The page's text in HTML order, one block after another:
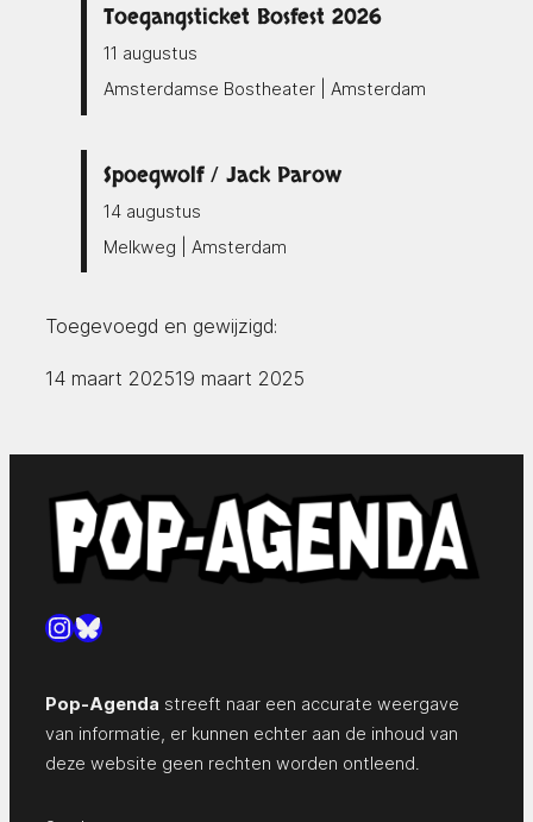
Toegangsticket Bosfest 2026
11 augustus
Amsterdamse Bostheater | Amsterdam
Spoegwolf / Jack Parow
14 augustus
Melkweg | Amsterdam
Toegevoegd en gewijzigd:
14 maart 202519 maart 2025
Instagram
Bluesky
Pop-Agenda streeft naar een accurate weergave
van informatie, er kunnen echter aan de inhoud van
deze website geen rechten worden ontleend.